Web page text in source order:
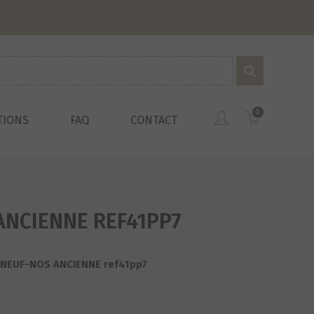
FAQ CONTACT
0
REF41PP7
NOS ANCIENNE ref41pp7